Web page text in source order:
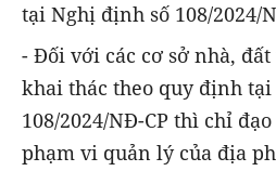
tại Nghị định số 108/2024/
- Đối với các cơ sở nhà,
khai thác theo quy định
108/2024/NĐ-CP thì chỉ
phạm vi quản lý của địa